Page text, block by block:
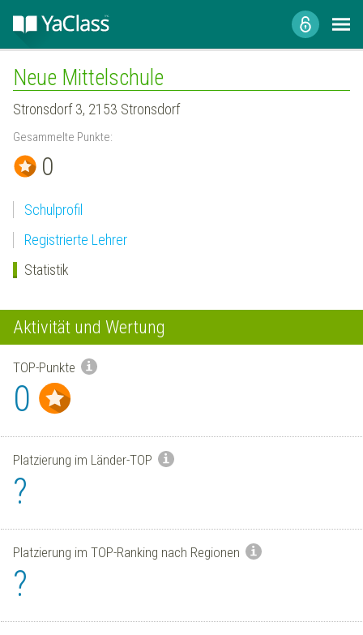
Neue Mittelschule
Stronsdorf 3, 2153 Stronsdorf
Gesammelte Punkte:
0
Schulprofil
Registrierte Lehrer
Statistik
Aktivität und Wertung
TOP-Punkte
0
Platzierung im Länder-TOP
?
Platzierung im TOP-Ranking nach Regionen
?